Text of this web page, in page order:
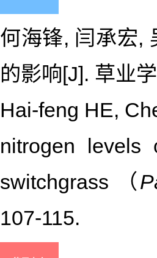
何海锋, 闫承宏,
的影响[J]. 草业
Hai-feng HE,
nitrogen levels
switchgrass （
107-115.